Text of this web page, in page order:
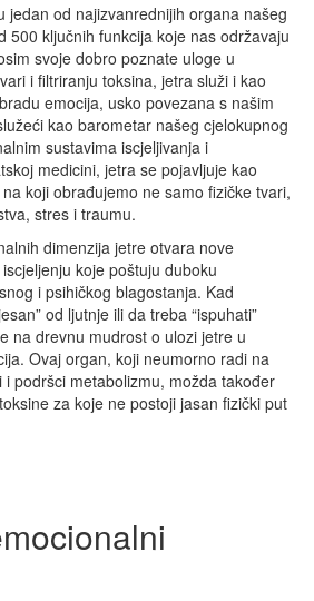
jedan od najizvanrednijih organa našeg
500 ključnih funkcija koje nas održavaju
svoje dobro poznate uloge u
i filtriranju toksina, jetra služi i kao
emocija, usko povezana s našim
kao barometar našeg cjelokupnog
sustavima iscjeljivanja i
medicini, jetra se pojavljuje kao
koji obrađujemo ne samo fizičke tvari,
stres i traumu.
dimenzija jetre otvara nove
koje poštuju duboku
i psihičkog blagostanja. Kad
od ljutnje ili da treba “ispuhati”
na drevnu mudrost o ulozi jetre u
Ovaj organ, koji neumorno radi na
podršci metabolizmu, možda također
za koje ne postoji jasan fizički put